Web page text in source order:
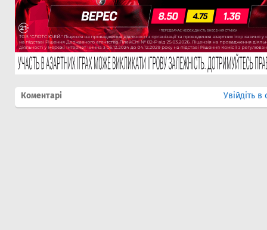
Коментарі Увійдіть в